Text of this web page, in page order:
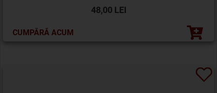
48,00 LEI
CUMPĂRĂ ACUM